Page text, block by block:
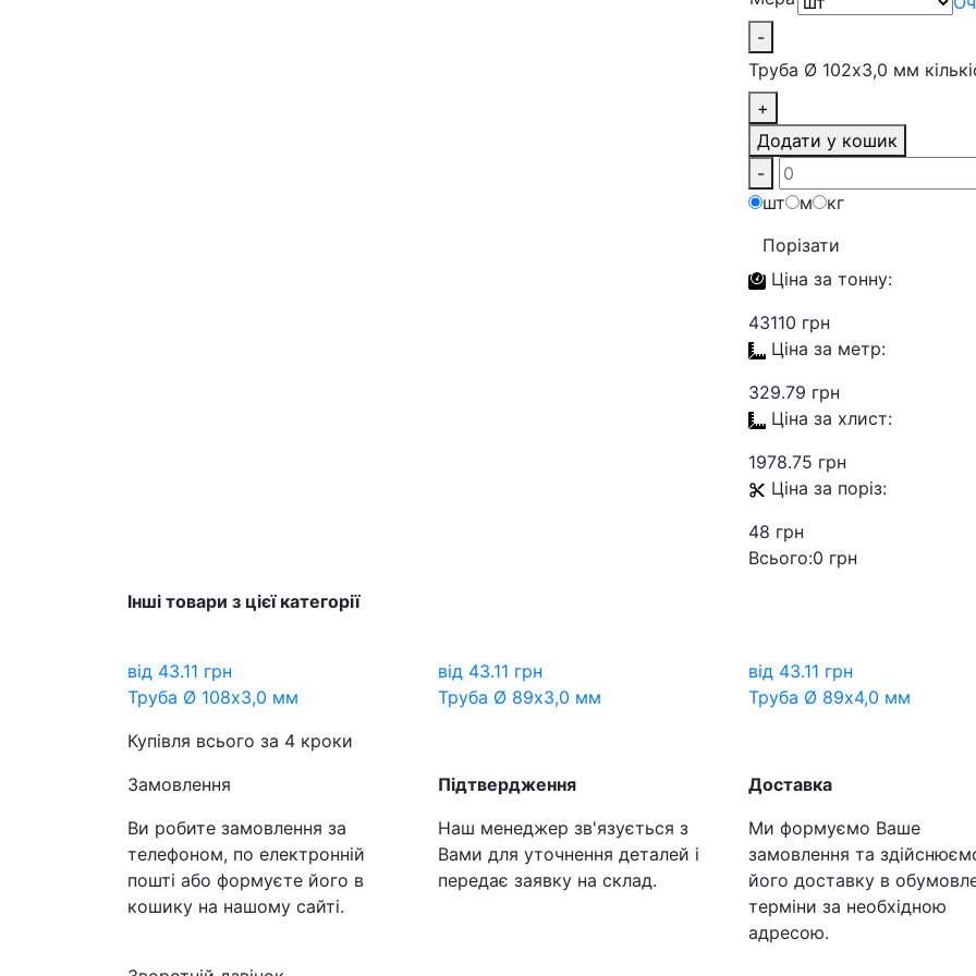
-
Труба Ø 102х3,0 мм
+
Додати у кошик
-
шт
м
кг
Порізати
Ціна за тонну:
43110 грн
Ціна за метр:
329.79 грн
Ціна за хлист:
1978.75 грн
Ціна за поріз:
48 грн
Всього:0 грн
Інші товари з цієї категорії
від 43.11 грн
Труба Ø 108х3,0 мм
від 43.11 грн
Труба Ø 89х3,0 мм
від 43.11 грн
Труба Ø 89х4,0 мм
Купівля всього за 4 кроки
Замовлення
Ви робите замовлення за
телефоном, по електронній
пошті або формуєте його в
кошику на нашому сайті.
Підтвердження
Наш менеджер зв'язується з
Вами для уточнення деталей і
передає заявку на склад.
Доставка
Ми формуємо Ваше
замовлення та
його доставку в
терміни за необхідною
адресою.